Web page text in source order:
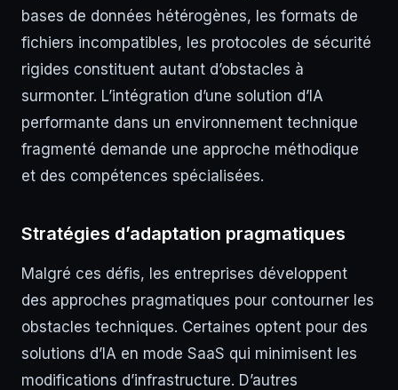
bases de données hétérogènes, les formats de
fichiers incompatibles, les protocoles de sécurité
rigides constituent autant d’obstacles à
surmonter. L’intégration d’une solution d’IA
performante dans un environnement technique
fragmenté demande une approche méthodique
et des compétences spécialisées.
Stratégies d’adaptation pragmatiques
Malgré ces défis, les entreprises développent
des approches pragmatiques pour contourner les
obstacles techniques. Certaines optent pour des
solutions d’IA en mode SaaS qui minimisent les
modifications d’infrastructure. D’autres